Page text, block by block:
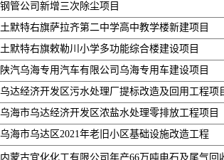
钢管公司新增三次除尘项目
土默特右旗萨拉齐第二中学高中教学楼新建项目
土默特右旗敕勒川小学多功能综合楼建设项目
陕汽乌海专用汽车有限公司乌海专用车建设项目
乌达经济开发区污水处理厂提标改造及回用工程项
乌海市乌达经济开发区浓盐水处理零排放工程项目
乌海市乌达区2021年老旧小区基础设施改造工程
内蒙古宜化化工有限公司年产66万吨电石及尾气回